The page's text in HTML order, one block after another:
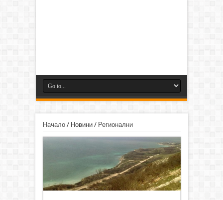
Начало/ Новини/ Регионални